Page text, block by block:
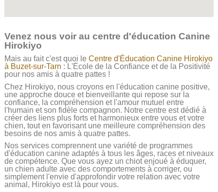
Venez nous voir au centre d'éducation Canine
Hirokiyo
Mais au fait c'est quoi le Centre d'Éducation Canine Hirokiyo
à Buzet-sur-Tarn : L'École de la Confiance et de la Positivité
pour nos amis à quatre pattes !
Chez Hirokiyo, nous croyons en l'éducation canine positive,
une approche douce et bienveillante qui repose sur la
confiance, la compréhension et l'amour mutuel entre
l'humain et son fidèle compagnon. Notre centre est dédié à
créer des liens plus forts et harmonieux entre vous et votre
chien, tout en favorisant une meilleure compréhension des
besoins de nos amis à quatre pattes.
Nos services comprennent une variété de programmes
d'éducation canine adaptés à tous les âges, races et niveaux
de compétence. Que vous ayez un chiot enjoué à éduquer,
un chien adulte avec des comportements à corriger, ou
simplement l'envie d'approfondir votre relation avec votre
animal, Hirokiyo est là pour vous.